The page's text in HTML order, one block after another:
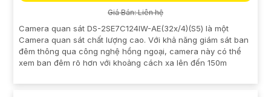
Giá Bán: Liên hệ
Camera quan sát DS-2SE7C124IW-AE(32x/4)(S5) là một
Camera quan sát chất lượng cao. Với khả năng giám sát ban
đêm thông qua công nghệ hồng ngoại, camera này có thể
xem ban đêm rõ hơn với khoảng cách xa lên đến 150m